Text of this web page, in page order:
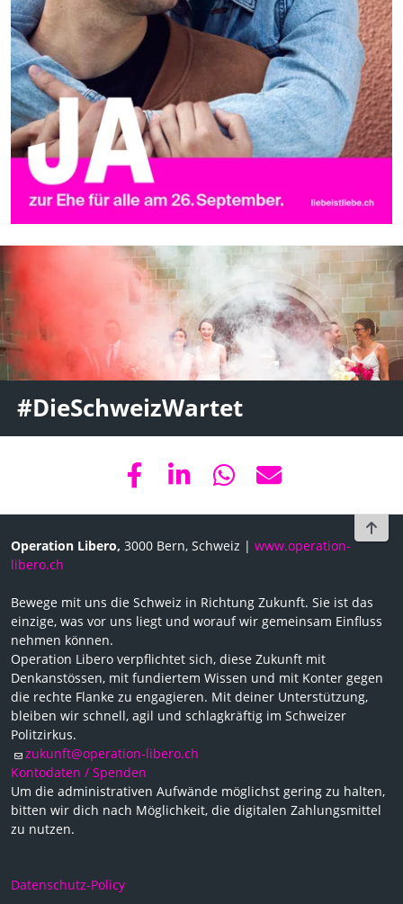
#DieSchweizWartet
Operation Libero, 3000 Bern, Schweiz | www.operation-
libero.ch
Bewege mit uns die Schweiz in Richtung Zukunft. Sie ist das
einzige, was vor uns liegt und worauf wir gemeinsam Einfluss
nehmen können.
Operation Libero verpflichtet sich, diese Zukunft mit
Denkanstössen, mit fundiertem Wissen und mit Konter gegen
die rechte Flanke zu engagieren. Mit deiner Unterstützung,
bleiben wir schnell, agil und schlagkräftig im Schweizer
Politzirkus.
zukunft@operation-libero.ch
Kontodaten / Spenden
Um die administrativen Aufwände möglichst gering zu halten,
bitten wir dich nach Möglichkeit, die digitalen Zahlungsmittel
zu nutzen.
Datenschutz-Policy
To